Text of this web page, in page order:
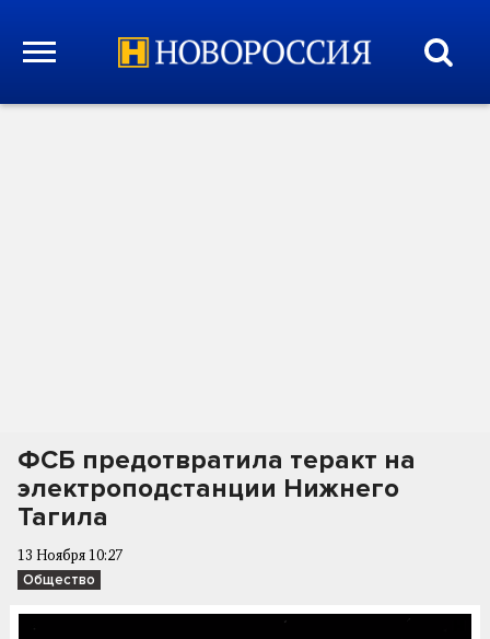
ФСБ предотвратила теракт на
электроподстанции Нижнего
Тагила
13 Ноября 10:27
Общество